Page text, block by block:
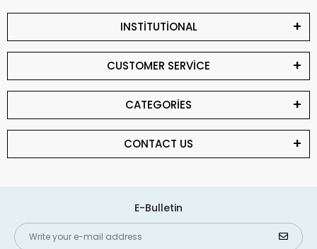
INSTİTUTİONAL
CUSTOMER SERVİCE
CATEGORİES
CONTACT US
E-Bulletin